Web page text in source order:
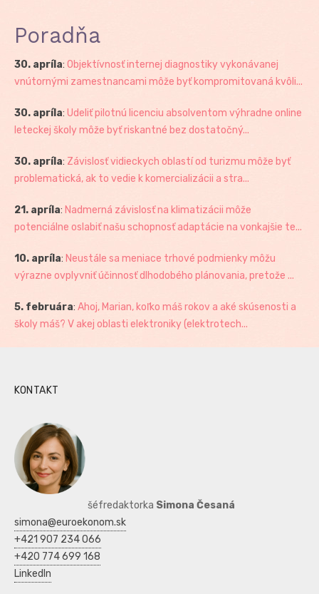
Poradňa
30. apríla: Objektívnosť internej diagnostiky vykonávanej
vnútornými zamestnancami môže byť kompromitovaná kvôli...
30. apríla: Udeliť pilotnú licenciu absolventom výhradne online
leteckej školy môže byť riskantné bez dostatočný...
30. apríla: Závislosť vidieckych oblastí od turizmu môže byť
problematická, ak to vedie k komercializácii a stra...
21. apríla: Nadmerná závislosť na klimatizácii môže
potenciálne oslabiť našu schopnosť adaptácie na vonkajšie te...
10. apríla: Neustále sa meniace trhové podmienky môžu
výrazne ovplyvniť účinnosť dlhodobého plánovania, pretože ...
5. februára: Ahoj, Marian, koľko máš rokov a aké skúsenosti a
školy máš? V akej oblasti elektroniky (elektrotech...
KONTAKT
šéfredaktorka Simona Česaná
simona@euroekonom.sk
+421 907 234 066
+420 774 699 168
LinkedIn